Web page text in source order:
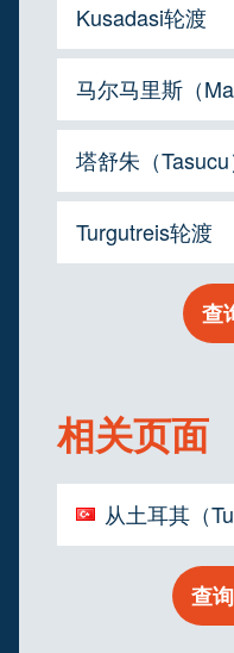
Kusadasi轮渡
马尔马里斯（
塔舒朱（
Turgutreis轮渡
查
相关页面
从土耳其（
查